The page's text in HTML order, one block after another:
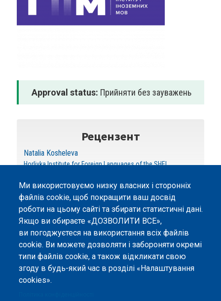
Approval status: Прийняти без зауважень
Рецензент
Natalia Kosheleva
Horlivka Institute for Foreign Languages of the SHEI
Ми використовуємо низку власних і сторонніх
файлів cookie, щоб покращити ваш досвід
роботи на цьому сайті та збирати статистичні дані.
Якщо ви обираєте «ДОЗВОЛИТИ ВСЕ»,
ви погоджуєтеся на використання всіх файлів
cookie. Ви можете дозволяти і забороняти окремі
типи файлів cookie, а також відкликати свою
згоду в будь-який час в розділі «Налаштування
cookies».
Peers International , платформа відкритого
рецензування, 2023-2026. |Налаштування файлів
cookie.
Вміст сайту опубліковано на умовах ліцензії «